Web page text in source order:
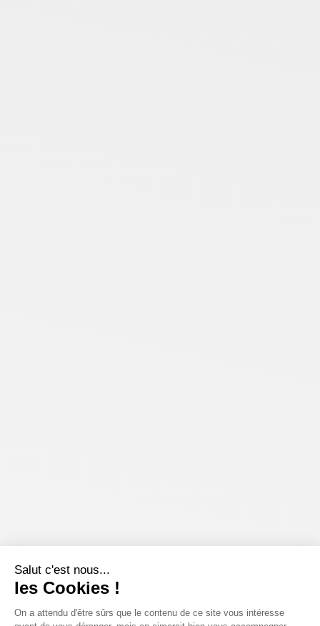
Salut c'est nous...
les Cookies !
On a attendu d'être sûrs que le contenu de ce site vous intéresse